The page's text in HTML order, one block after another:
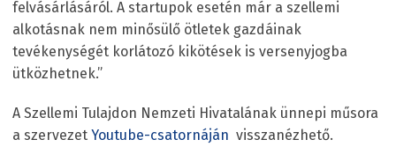
felvásárlásáról. A startupok esetén már a szellemi
alkotásnak nem minősülő ötletek gazdáinak
tevékenységét korlátozó kikötések is versenyjogba
ütközhetnek.”
A Szellemi Tulajdon Nemzeti Hivatalának ünnepi műsora
a szervezet Youtube-csatornáján visszanézhető.